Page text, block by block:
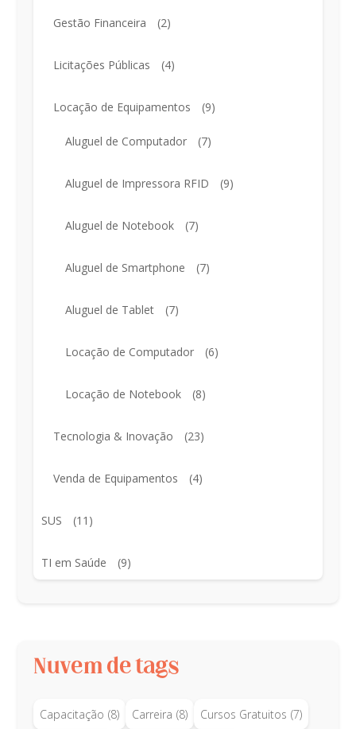
Gestão Financeira (2)
Licitações Públicas (4)
Locação de Equipamentos (9)
Aluguel de Computador (7)
Aluguel de Impressora RFID (9)
Aluguel de Notebook (7)
Aluguel de Smartphone (7)
Aluguel de Tablet (7)
Locação de Computador (6)
Locação de Notebook (8)
Tecnologia & Inovação (23)
Venda de Equipamentos (4)
SUS (11)
TI em Saúde (9)
Nuvem de tags
Capacitação (8) Carreira (8) Cursos Gratuitos (7)